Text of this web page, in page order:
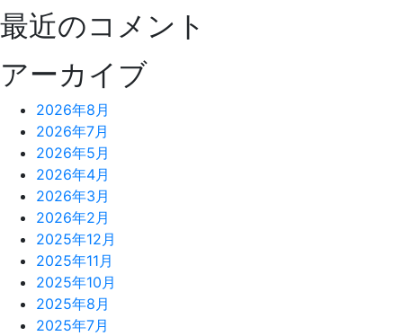
最近のコメント
アーカイブ
2026年8月
2026年7月
2026年5月
2026年4月
2026年3月
2026年2月
2025年12月
2025年11月
2025年10月
2025年8月
2025年7月